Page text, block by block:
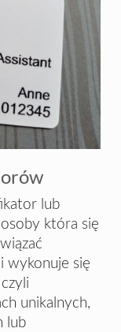
lub
która się
wykonuje się
unikalnych,
lub